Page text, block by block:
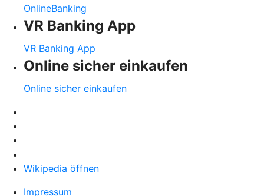
OnlineBanking
VR Banking App
VR Banking App
Online sicher einkaufen
Online sicher einkaufen
Wikipedia öffnen
Impressum